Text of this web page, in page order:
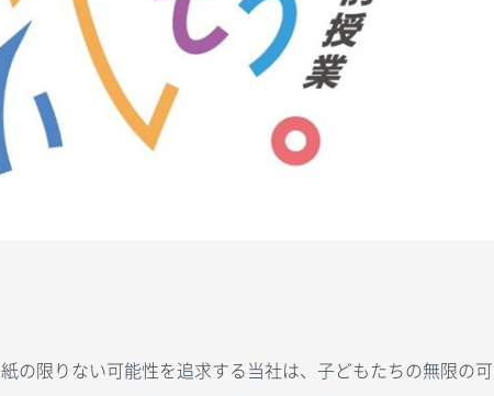
紙の限りない可能性を追求する当社は、子どもたちの無限の